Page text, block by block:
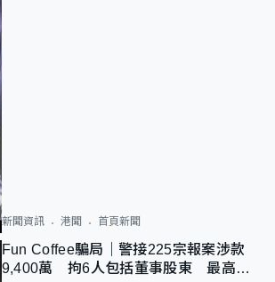
新聞資訊 港聞 首頁新聞
Fun Coffee騙局｜警接225宗報案涉款
9,400萬 拘6人包括董事股東 最高金